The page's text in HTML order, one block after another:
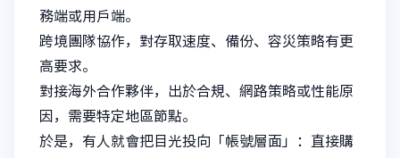
務端或用戶端。
跨境團隊協作，對存取速度、備份、容災策略有更
高要求。
對接海外合作夥伴，出於合規、網路策略或性能原
因，需要特定地區節點。
於是，有人就會把目光投向「帳號層面」：直接購